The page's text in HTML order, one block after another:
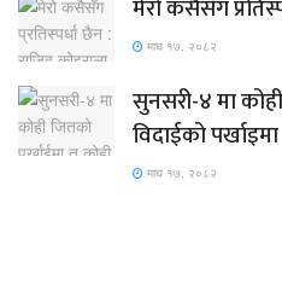
मेरो कसैसँग
माघ १७, २०८२
सुनसरी-४ मा
विदाईको पर्खाइमा
माघ १७, २०८२